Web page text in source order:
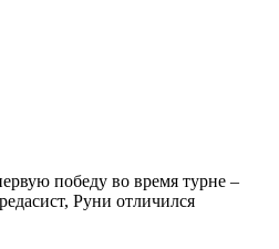
победу во время турне –
Руни отличился